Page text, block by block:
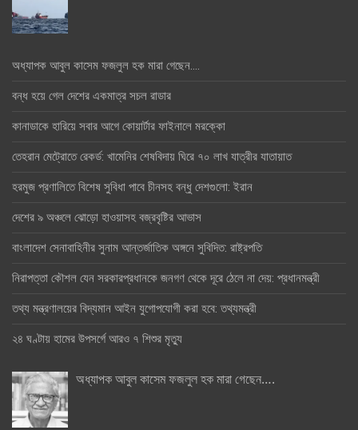
অধ্যাপক আবুল কাসেম ফজলুল হক মারা গেছেন….
বন্ধ হয়ে গেল দেশের একমাত্র সচল রাডার
কানাডাকে হারিয়ে সবার আগে কোয়ার্টার ফাইনালে মরক্কো
তেহরান মেট্রোতে রেকর্ড: খামেনির শেষবিদায় ঘিরে ৭০ লাখ যাত্রীর যাতায়াত
হরমুজ প্রণালিতে বিশেষ সুবিধা পাবে চীনসহ বন্ধু দেশগুলো: ইরান
দেশের ৯ অঞ্চলে ঝোড়ো হাওয়াসহ বজ্রবৃষ্টির আভাস
বাংলাদেশ সেনাবাহিনীর সুনাম আন্তর্জাতিক অঙ্গনে সুবিদিত: রাষ্ট্রপতি
নিরাপত্তা কৌশল যেন সরকারপ্রধানকে জনগণ থেকে দূরে ঠেলে না দেয়: প্রধানমন্ত্রী
তথ্য মন্ত্রণালয়ের বিদ্যমান আইন যুগোপযোগী করা হবে: তথ্যমন্ত্রী
২৪ ঘণ্টায় হামের উপসর্গে আরও ৭ শিশুর মৃত্যু
অধ্যাপক আবুল কাসেম ফজলুল হক মারা গেছেন….